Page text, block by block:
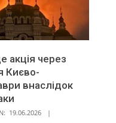
акція через
Києво-
внаслідок
19.06.2026